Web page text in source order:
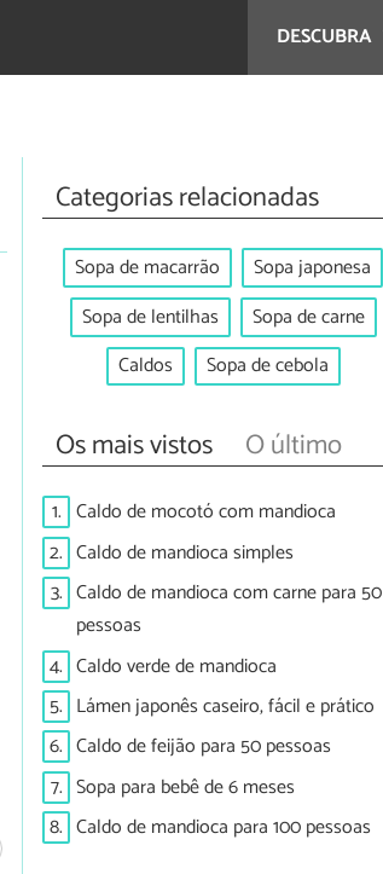
DESCUBRA
Categorias relacionadas
Sopa de macarrão
Sopa japonesa
Sopa de lentilhas
Sopa de carne
Caldos
Sopa de cebola
Os mais vistos O último
1. Caldo de mocotó com mandioca
2. Caldo de mandioca simples
3. Caldo de mandioca com carne para 50
pessoas
4. Caldo verde de mandioca
5. Lámen japonês caseiro, fácil e prático
6. Caldo de feijão para 50 pessoas
7. Sopa para bebê de 6 meses
8. Caldo de mandioca para 100 pessoas